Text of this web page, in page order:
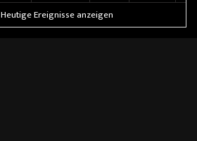
Heutige Ereignisse anzeigen